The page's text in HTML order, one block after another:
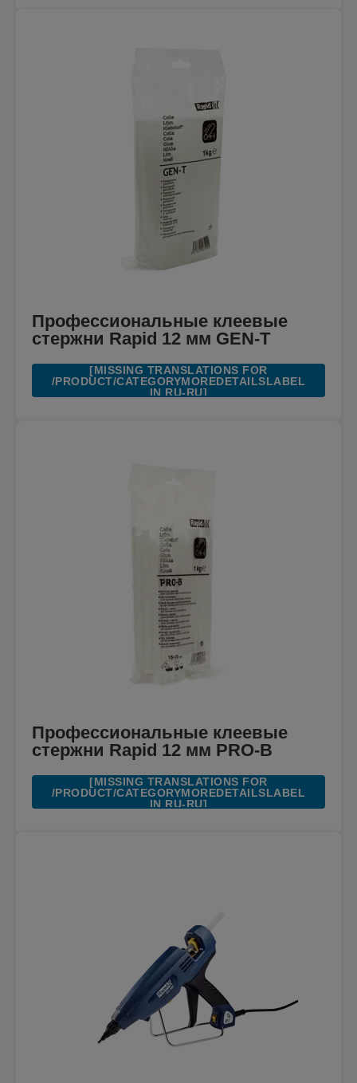
Профессиональные клеевые
стержни Rapid 12 мм GEN-T
[MISSING TRANSLATIONS FOR
/PRODUCT/CATEGORYMOREDETAILSLABEL
IN RU-RU]
Профессиональные клеевые
стержни Rapid 12 мм PRO-B
[MISSING TRANSLATIONS FOR
/PRODUCT/CATEGORYMOREDETAILSLABEL
IN RU-RU]